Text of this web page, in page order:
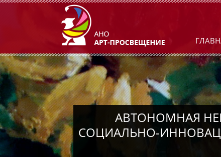
АВТОНОМНАЯ
СОЦИАЛЬНО-